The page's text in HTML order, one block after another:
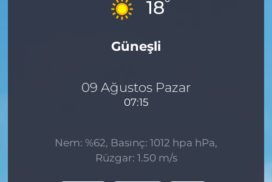
18
Güneşli
09 Ağustos Pazar
07:15
Nem: %62, Basınç: 1012 hpa hPa,
Rüzgar: 1.50 m/s